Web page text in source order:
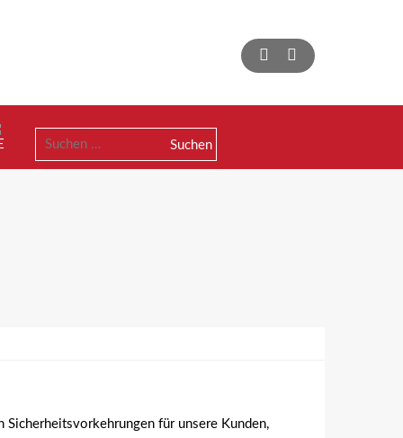
Suchen
für unsere Kunden,